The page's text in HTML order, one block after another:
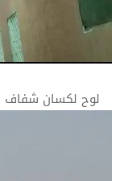
لوح لكسان شفاف